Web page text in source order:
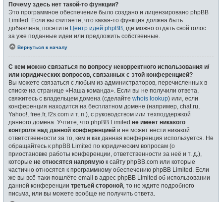
Почему здесь нет такой-то функции?
Это программное обеспечение было создано и лицензировано phpBB
Limited. Если вы считаете, что какая-то функция должна быть
добавлена, посетите Центр идей phpBB , где можно отдать свой голос
за уже поданные идеи или предложить собственные.
Вернуться к началу
С кем можно связаться по вопросу некорректного использования и/
или юридических вопросов, связанных с этой конференцией?
Вы можете связаться с любым из администраторов, перечисленных в
списке на странице «Наша команда». Если вы не получили ответа,
свяжитесь с владельцем домена (сделайте whois lookup) или, если
конференция находится на бесплатном домене (например, chat.ru,
Yahoo!, free.fr, f2s.com и т. п.), с руководством или техподдержкой
данного домена. Учтите, что phpBB Limited не имеет никакого
контроля над данной конференцией и не может нести никакой
ответственности за то, кем и как данная конференция используется. Не
обращайтесь к phpBB Limited по юридическим вопросам (о
приостановке работы конференции, ответственности за неё и т. д.),
которые не относятся напрямую к сайту phpBB.com или которые
частично относятся к программному обеспечению phpBB Limited. Если
же вы всё-таки пошлёте email в адрес phpBB Limited об использовании
данной конференции третьей стороной , то не ждите подробного
письма, или вы можете вообще не получить ответа.